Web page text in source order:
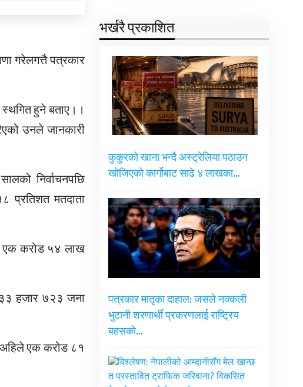
गरेलगत्तै पत्रकार
हुने बताए।।
उनले जानकारी
निर्वाचनपछि
प्रतिशत मतदाता
एक करोड ५४ लाख
३३ हजार ७२३ जना
एक करोड ८१
भर्खरै प्रकाशित
कुकुरको खाना भन्दै अस्ट्रेलिया पठाउन
खोजिएको कार्गोबाट साढे ४ लाखका…
पत्रकार मातृका दाहाल: जसले नक्कली
भुटानी शरणार्थी प्रकरणलाई राष्ट्रिय
बहसको…